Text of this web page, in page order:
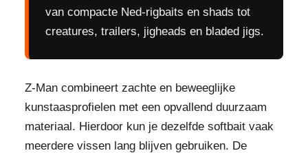
van compacte Ned-rigbaits en shads tot
creatures, trailers, jigheads en bladed jigs.
Z-Man combineert zachte en beweeglijke
kunstaasprofielen met een opvallend duurzaam
materiaal. Hierdoor kun je dezelfde softbait vaak
meerdere vissen lang blijven gebruiken. De